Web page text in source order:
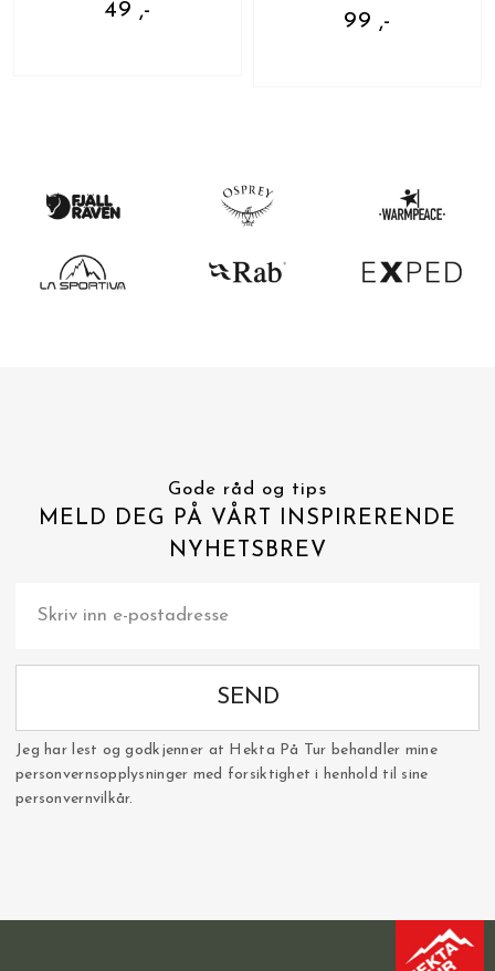
49 ,- 99 ,-
Gode råd og tips
MELD DEG PÅ VÅRT INSPIRERENDE
NYHETSBREV
SEND
Jeg har lest og godkjenner at Hekta På Tur behandler mine
personvernsopplysninger med forsiktighet i henhold til sine
personvernvilkår.